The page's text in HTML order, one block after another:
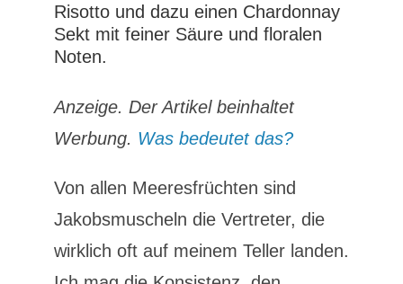
Risotto und dazu einen Chardonnay
Sekt mit feiner Säure und floralen
Noten.
Anzeige. Der Artikel beinhaltet
Werbung. Was bedeutet das?
Von allen Meeresfrüchten sind
Jakobsmuscheln die Vertreter, die
wirklich oft auf meinem Teller landen.